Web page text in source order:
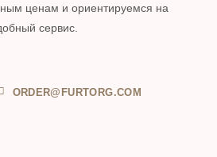
ценам и ориентируемся на
сервис.
ORDER@FURTORG.COM